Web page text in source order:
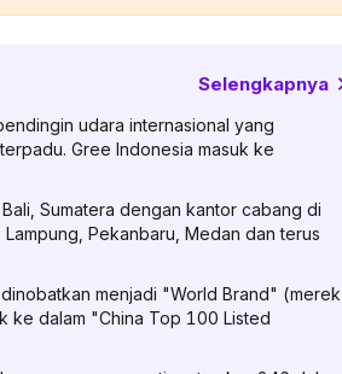
Selengkapnya
udara internasional yang
Gree Indonesia masuk ke
Sumatera dengan kantor cabang di
Pekanbaru, Medan dan terus
menjadi "World Brand" (merek
ke dalam "China Top 100 Listed